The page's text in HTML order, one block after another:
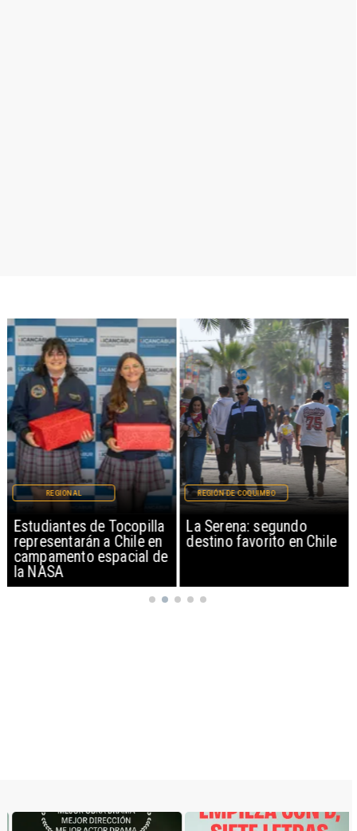
Estudiantes de Tocopilla
representarán a Chile en
campamento espacial de
la NASA
REGIONAL
La Serena: segundo
destino favorito en Chile
REGIÓN DE COQUIMBO